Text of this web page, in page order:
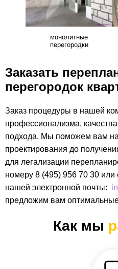
монолитные
перегородки
Заказать
перегородок
Заказ процедуры в нашей
профессионализма,
подхода. Мы поможем вам
проектирования до
для легализации
номеру 8 (495) 956 70 30 или
нашей электронной почты:
предложим вам
Как мы